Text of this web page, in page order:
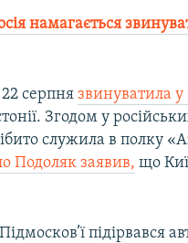
намагається
22 серпнязвинуватила у
Згодом у
служила в полку
Подоляк заявив, що
підірвався